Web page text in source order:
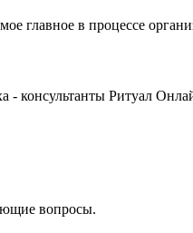
главное в процессе
- консультанты Ритуал
вопросы.